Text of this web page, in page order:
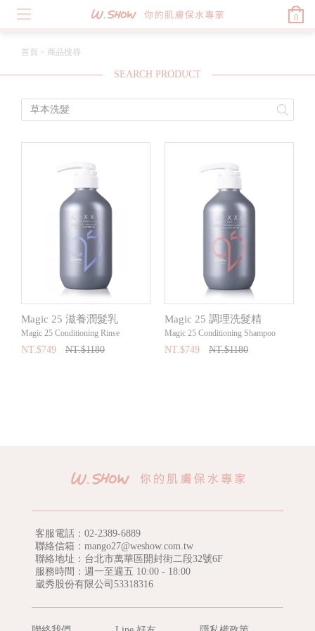
0
首頁 > 商品搜尋
SEARCH PRODUCT
Magic 25 滋養潤髮乳
Magic 25 Conditioning Rinse
NT.$749 NT.$1180
Magic 25 調理洗髮精
Magic 25 Conditioning Shampoo
NT.$749 NT.$1180
客服電話： 02-2389-6889
聯絡信箱：mango27@weshow.com.tw
聯絡地址：台北市萬華區開封街二段32號6F
服務時間：週一至週五 10:00 - 18:00
崴秀股份有限公司53318316